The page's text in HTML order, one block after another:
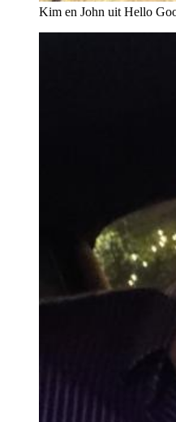
Kim en John uit Hello